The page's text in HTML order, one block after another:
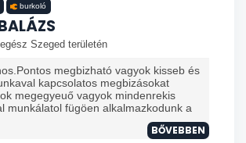
burkoló
Szeged területén
megbizható vagyok kisseb és
kapcsolatos megbizásokat
megegyeuő vagyok mindenrekis
munkálatol fügöen alkalmazkodunk a
BŐVEBBEN